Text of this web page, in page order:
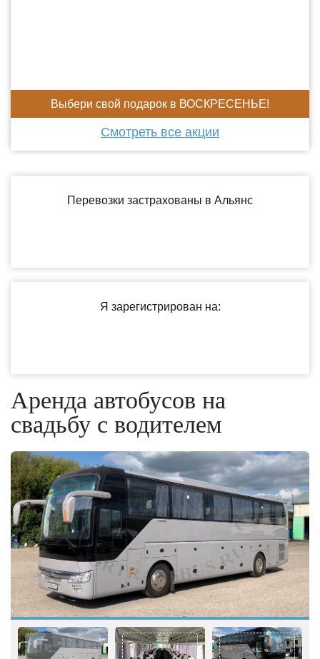
Выбери свой подарок в ВОСКРЕСЕНЬЕ!
Смотреть все акции
Аренда автобусов на
свадьбу с водителем